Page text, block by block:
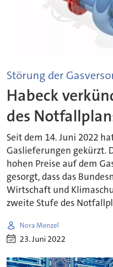
Störung der
Habeck
des
Seit dem 14. Juni 2022
Gaslieferungen gekürzt.
hohen Preise auf dem
gesorgt, dass das
Wirtschaft und
zweite Stufe des
Nora Menzel
23. Juni 2022